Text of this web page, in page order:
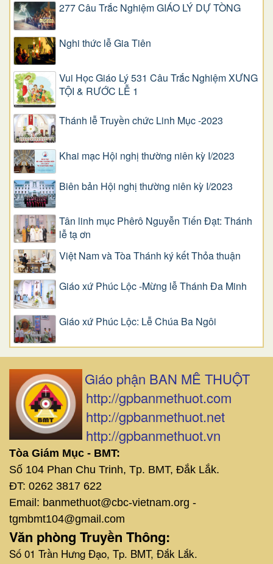
277 Câu Trắc Nghiệm GIÁO LÝ DỰ TÒNG
Nghi thức lễ Gia Tiên
Vui Học Giáo Lý 531 Câu Trắc Nghiệm XƯNG
TỘI & RƯỚC LỄ 1
Thánh lễ Truyền chức Linh Mục -2023
Khai mạc Hội nghị thường niên kỳ I/2023
Biên bản Hội nghị thường niên kỳ I/2023
Tân linh mục Phêrô Nguyễn Tiến Đạt: Thánh
lễ tạ ơn
Việt Nam và Tòa Thánh ký kết Thỏa thuận
Giáo xứ Phúc Lộc -Mừng lễ Thánh Đa Minh
Giáo xứ Phúc Lộc: Lễ Chúa Ba Ngôi
Giáo phận BAN MÊ THUỘT
http://gpbanmethuot.com
http://gpbanmethuot.net
http://gpbanmethuot.vn
Tòa Giám Mục - BMT:
Số 104 Phan Chu Trinh, Tp. BMT, Đắk Lắk.
ĐT: 0262 3817 622
Email: banmethuot@cbc-vietnam.org -
tgmbmt104@gmail.com
Văn phòng Truyền Thông:
Số 01 Trần Hưng Đạo, Tp. BMT, Đắk Lắk.